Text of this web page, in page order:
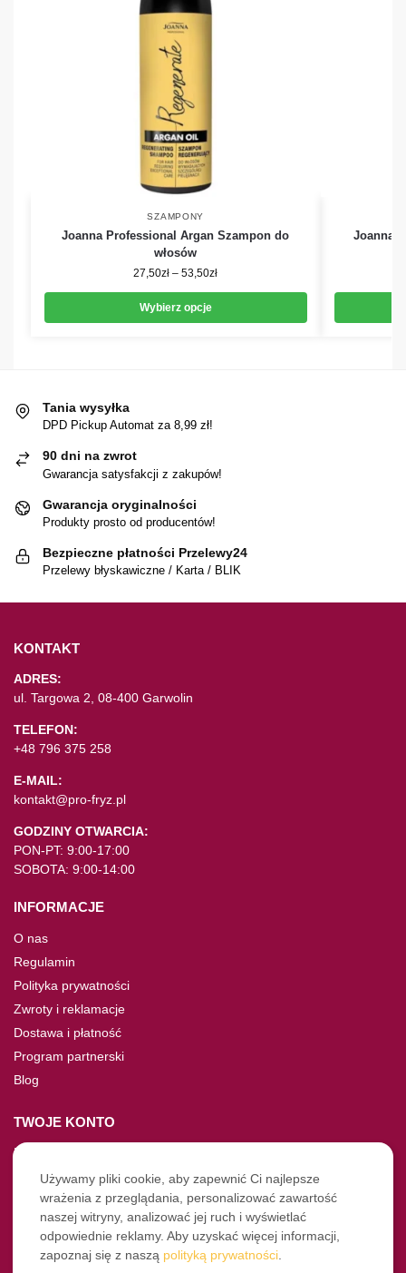
SZAMPONY
Joanna Professional Argan Szampon do
włosów
27,50zł – 53,50zł
Wybierz opcje
Joanna
Tania wysyłka
DPD Pickup Automat za 8,99 zł!
90 dni na zwrot
Gwarancja satysfakcji z zakupów!
Gwarancja oryginalności
Produkty prosto od producentów!
Bezpieczne płatności Przelewy24
Przelewy błyskawiczne / Karta / BLIK
KONTAKT
ADRES:
ul. Targowa 2, 08-400 Garwolin
TELEFON:
+48 796 375 258
E-MAIL:
kontakt@pro-fryz.pl
GODZINY OTWARCIA:
PON-PT: 9:00-17:00
SOBOTA: 9:00-14:00
INFORMACJE
O nas
Regulamin
Polityka prywatności
Zwroty i reklamacje
Dostawa i płatność
Program partnerski
Blog
TWOJE KONTO
Moje konto
Nie pamiętasz hasła?
Twoje zamówienia
NASZE SOCIALE
Używamy pliki cookie, aby zapewnić Ci najlepsze
wrażenia z przeglądania, personalizować zawartość
naszej witryny, analizować jej ruch i wyświetlać
odpowiednie reklamy. Aby uzyskać więcej informacji,
zapoznaj się z naszą polityką prywatności